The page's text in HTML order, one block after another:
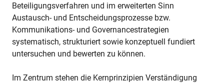
Beteiligungsverfahren und im erweiterten Sinn
Austausch- und Entscheidungsprozesse bzw.
Kommunikations- und Governancestrategien
systematisch, strukturiert sowie konzeptuell fundiert
untersuchen und bewerten zu können.
Im Zentrum stehen die Kernprinzipien Verständigung